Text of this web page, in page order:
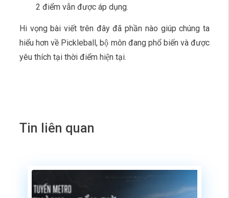
2 điểm vẫn được áp dụng.
Hi vọng bài viết trên đây đã phần nào giúp chúng ta
hiểu hơn về Pickleball, bộ môn đang phổ biến và được
yêu thích tại thời điểm hiện tại.
Tin liên quan